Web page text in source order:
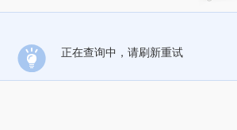
正在查询中，请刷新重试